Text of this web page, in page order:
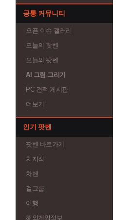
공통 커뮤니티
오픈 이슈 갤러리
오늘의 핫벤
오늘의 팟벤
AI 그림 그리기
PC 견적 게시판
더보기
인기 팟벤
팟벤 바로가기
치지직
차벤
걸그룹
여행
해외게임정보